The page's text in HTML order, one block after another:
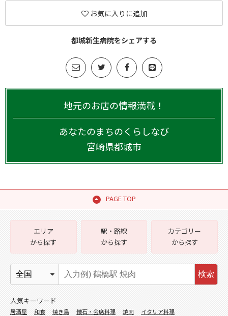
お気に入りに追加
都城新生病院をシェアする
地元のお店の情報満載！
あなたのまちのくらしなび
宮崎県都城市
PAGE TOP
エリア
から探す
駅・路線
から探す
カテゴリー
から探す
検索
人気キーワード
居酒屋 和食 焼き鳥 懐石・会席料理 焼肉
イタリア料理